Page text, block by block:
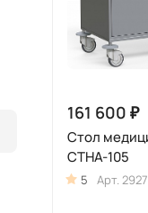
161 600 ₽
Стол
СТНА-105
5 Арт. 2927